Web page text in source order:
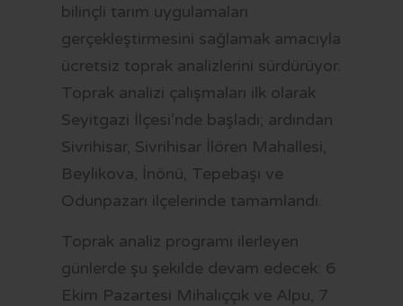
bilinçli tarım uygulamaları
gerçekleştirmesini sağlamak amacıyla
ücretsiz toprak analizlerini sürdürüyor.
Toprak analizi çalışmaları ilk olarak
Seyitgazi İlçesi’nde başladı; ardından
Sivrihisar, Sivrihisar İlören Mahallesi,
Beylikova, İnönü, Tepebaşı ve
Odunpazarı ilçelerinde tamamlandı.
Toprak analiz programı ilerleyen
günlerde şu şekilde devam edecek: 6
Ekim Pazartesi Mihalıççık ve Alpu, 7